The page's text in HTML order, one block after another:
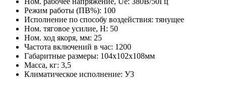
Режим работы (ПВ%): 100
Исполнение по способу воздействия: тянущее
Ном. тяговое усилие, Н: 50
Ном. ход якоря, мм: 25
Частота включений в час: 1200
Габаритные размеры: 104х102х108мм
Масса, кг: 3,5
Климатическое исполнение: У3